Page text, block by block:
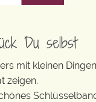
Du selbst
mit kleinen
zeigen.